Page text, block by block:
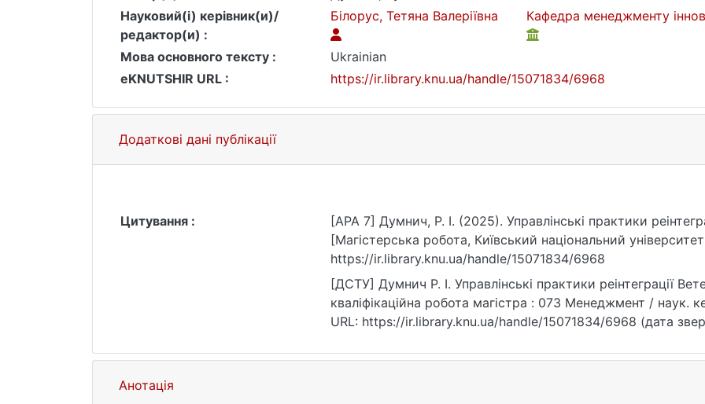
Науковий(і) керівник(и)/
редактор(и) :
Білорус, Тетяна Валеріївна Кафедра менеджменту
Мова основного тексту :
Ukrainian
eKNUTSHIR URL :
https://ir.library.knu.ua/handle/15071834/6968
Додаткові дані публікації
Цитування :
[APA 7] Думнич, Р. І. (2025). Управлінські практики
[Магістерська робота, Київський національний
https://ir.library.knu.ua/handle/15071834/6968
[ДСТУ] Думнич Р. І. Управлінські практики реінтеграції
кваліфікаційна робота магістра : 073 Менеджмент / наук.
URL: https://ir.library.knu.ua/handle/15071834/6968 (дата
Анотація